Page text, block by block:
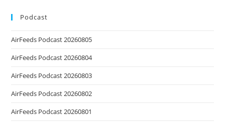
Podcast
AirFeeds Podcast 20260805
AirFeeds Podcast 20260804
AirFeeds Podcast 20260803
AirFeeds Podcast 20260802
AirFeeds Podcast 20260801